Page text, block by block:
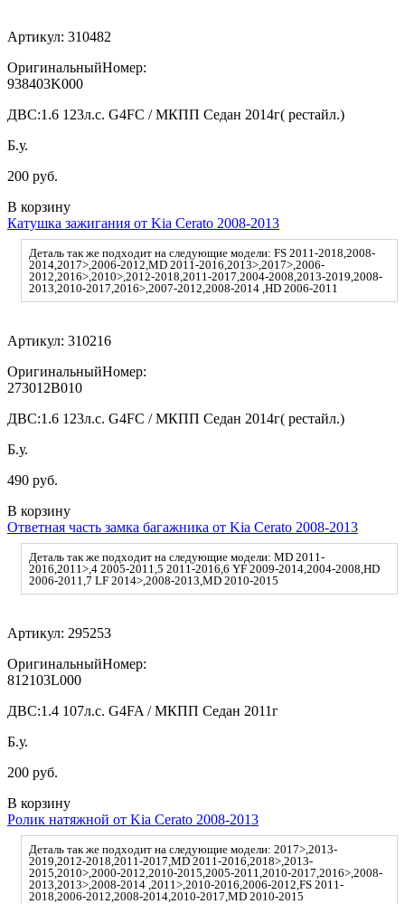
Артикул: 310482
ОригинальныйНомер:
938403K000
ДВС:1.6 123л.с. G4FC / МКПП Седан 2014г( рестайл.)
Б.у.
200 руб.
В корзину
Катушка зажигания от Kia Cerato 2008-2013
Деталь так же подходит на следующие модели: FS 2011-2018,2008-
2014,2017>,2006-2012,MD 2011-2016,2013>,2017>,2006-
2012,2016>,2010>,2012-2018,2011-2017,2004-2008,2013-2019,2008-
2013,2010-2017,2016>,2007-2012,2008-2014 ,HD 2006-2011
Артикул: 310216
ОригинальныйНомер:
273012B010
ДВС:1.6 123л.с. G4FC / МКПП Седан 2014г( рестайл.)
Б.у.
490 руб.
В корзину
Ответная часть замка багажника от Kia Cerato 2008-2013
Деталь так же подходит на следующие модели: MD 2011-
2016,2011>,4 2005-2011,5 2011-2016,6 YF 2009-2014,2004-2008,HD
2006-2011,7 LF 2014>,2008-2013,MD 2010-2015
Артикул: 295253
ОригинальныйНомер:
812103L000
ДВС:1.4 107л.с. G4FA / МКПП Седан 2011г
Б.у.
200 руб.
В корзину
Ролик натяжной от Kia Cerato 2008-2013
Деталь так же подходит на следующие модели: 2017>,2013-
2019,2012-2018,2011-2017,MD 2011-2016,2018>,2013-
2015,2010>,2000-2012,2010-2015,2005-2011,2010-2017,2016>,2008-
2013,2013>,2008-2014 ,2011>,2010-2016,2006-2012,FS 2011-
2018,2006-2012,2008-2014,2010-2017,MD 2010-2015